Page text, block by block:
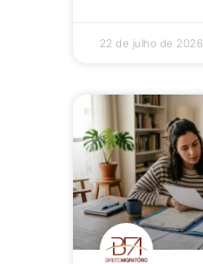
22 de julho de 2026